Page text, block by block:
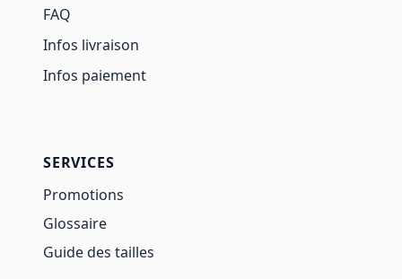
FAQ
Infos livraison
Infos paiement
SERVICES
Promotions
Glossaire
Guide des tailles